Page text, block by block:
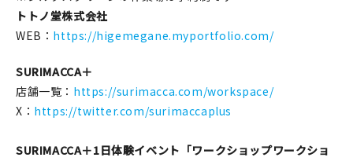
トトノ堂株式会社
WEB： https://higemegane.myportfolio.com/
SURIMACCA＋
店舗一覧： https://surimacca.com/workspace/
X： https://twitter.com/surimaccaplus
SURIMACCA＋1日体験イベント「ワークショップワークショ